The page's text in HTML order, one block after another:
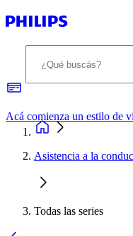
Asistencia a la
Todas las series